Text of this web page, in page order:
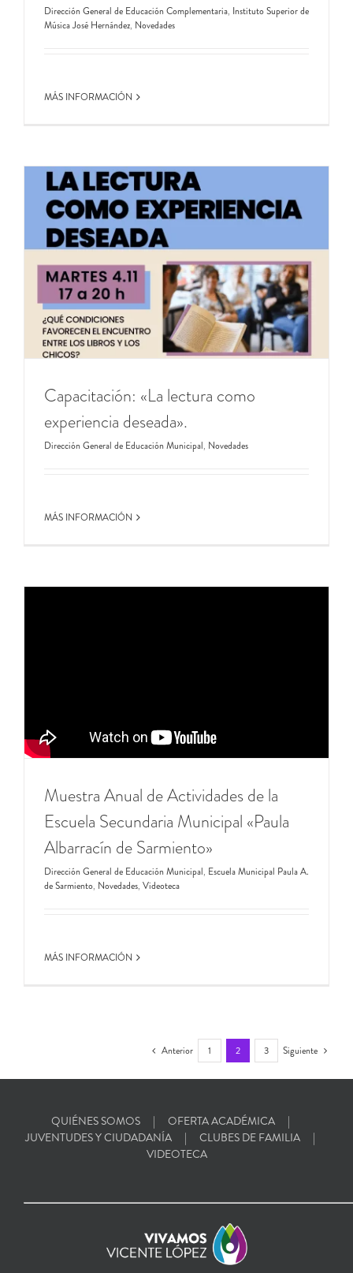
Dirección General de Educación Complementaria, Instituto Superior de
Música José Hernández, Novedades
MÁS INFORMACIÓN
Capacitación: «La lectura como
experiencia deseada».
Dirección General de Educación Municipal, Novedades
MÁS INFORMACIÓN
Muestra Anual de Actividades de la
Escuela Secundaria Municipal «Paula
Albarracín de Sarmiento»
Dirección General de Educación Municipal, Escuela Municipal Paula A.
de Sarmiento, Novedades, Videoteca
MÁS INFORMACIÓN
Anterior 1 2 3 Siguiente
QUIÉNES SOMOS
OFERTA ACADÉMICA
JUVENTUDES Y CIUDADANÍA
CLUBES DE FAMILIA
VIDEOTECA